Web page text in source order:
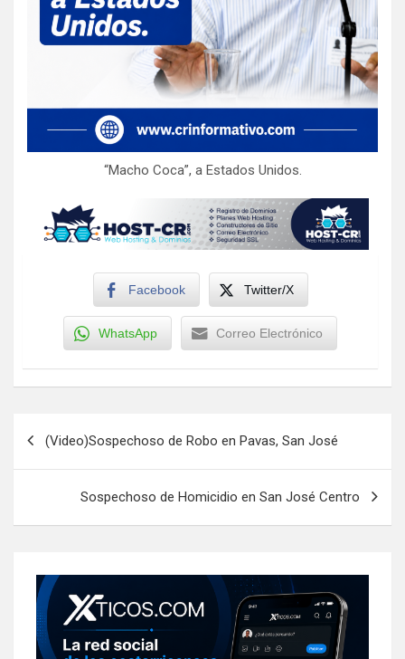
“Macho Coca”, a Estados Unidos.
Facebook Twitter/X
WhatsApp Correo Electrónico
(Video)Sospechoso de Robo en Pavas, San José
Sospechoso de Homicidio en San José Centro